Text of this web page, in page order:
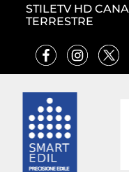
STILETV HD
TERRESTRE